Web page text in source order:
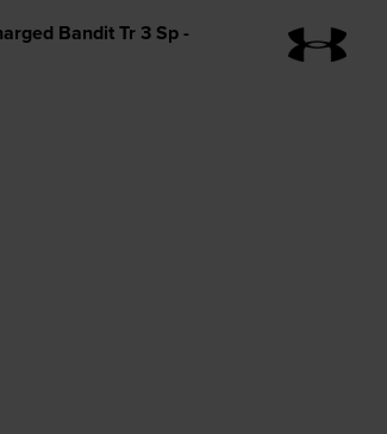
Bandit Tr 3 Sp -